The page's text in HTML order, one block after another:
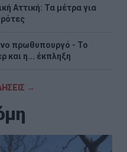
Αττική: Τα μέτρα για
πρωθυπουργό - Το
και η... έκπληξη
→